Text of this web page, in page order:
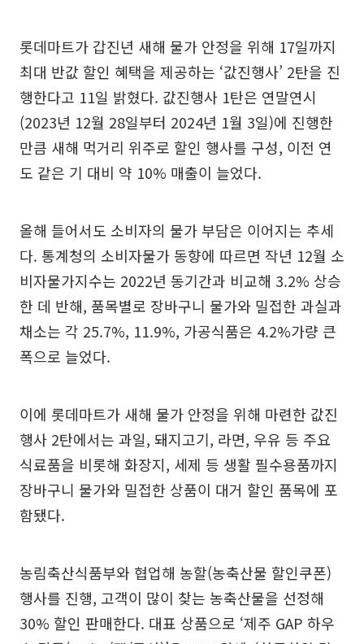
롯데마트가 갑진년 새해 물가 안정을 위해 17일까지
최대 반값 할인 혜택을 제공하는 ‘값진행사’ 2탄을 진
행한다고 11일 밝혔다. 값진행사 1탄은 연말연시
(2023년 12월 28일부터 2024년 1월 3일)에 진행한
만큼 새해 먹거리 위주로 할인 행사를 구성, 이전 연
도 같은 기 대비 약 10% 매출이 늘었다.
올해 들어서도 소비자의 물가 부담은 이어지는 추세
다. 통계청의 소비자물가 동향에 따르면 작년 12월 소
비자물가지수는 2022년 동기간과 비교해 3.2% 상승
한 데 반해, 품목별로 장바구니 물가와 밀접한 과실과
채소는 각 25.7%, 11.9%, 가공식품은 4.2%가량 큰
폭으로 늘었다.
이에 롯데마트가 새해 물가 안정을 위해 마련한 값진
행사 2탄에서는 과일, 돼지고기, 라면, 우유 등 주요
식료품을 비롯해 화장지, 세제 등 생활 필수용품까지
장바구니 물가와 밀접한 상품이 대거 할인 품목에 포
함됐다.
농림축산식품부와 협업해 농할(농축산물 할인쿠폰)
행사를 진행, 고객이 많이 찾는 농축산물을 선정해
30% 할인 판매한다. 대표 상품으로 ‘제주 GAP 하우